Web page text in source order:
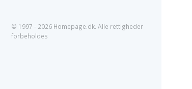
© 1997 - 2026 Homepage.dk. Alle rettigheder
forbeholdes